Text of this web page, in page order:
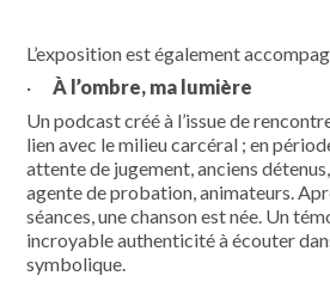
L’exposition est également
·
À l’ombre, ma lumière
Un podcast créé à l’issue de
lien avec le milieu carcéral ; en
attente de jugement, anciens
agente de probation, animateurs.
séances, une chanson est née. Un
incroyable authenticité à écouter
symbolique.